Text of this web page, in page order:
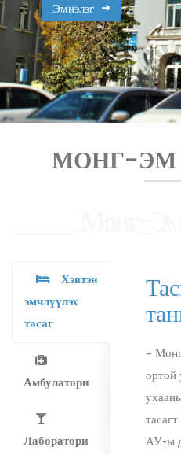
Эмнэлэг
МОНГ-ЭМ
Хэвтэн
эмчлүүлэх
тасаг
Амбулатори
Лаборатори
–
ортой
АУ-ы